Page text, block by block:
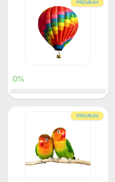
PREMIUM
0%
PREMIUM